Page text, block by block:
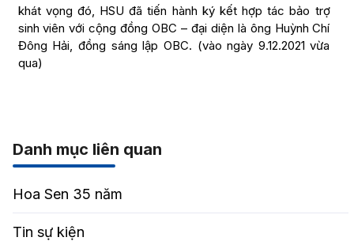
khát vọng đó, HSU đã tiến hành ký kết hợp tác bảo trợ
sinh viên với cộng đồng OBC – đại diện là ông Huỳnh Chí
Đông Hải, đồng sáng lập OBC. (vào ngày 9.12.2021 vừa
qua)
Danh mục liên quan
Hoa Sen 35 năm
Tin sự kiện